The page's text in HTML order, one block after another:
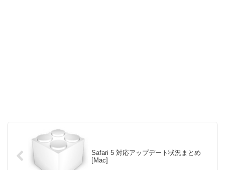
Safari 5 対応アップデート状況まとめ
[Mac]